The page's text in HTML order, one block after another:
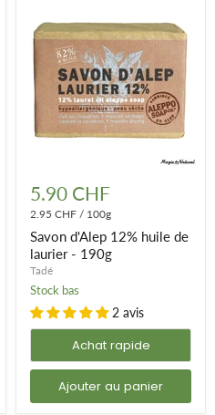
d'Alep
12%
huile
de
laurier
190g
5.90 CHF
2.95 CHF / 100g
Savon d'Alep 12% huile de
laurier - 190g
Tadé
Stock bas
2 avis
Achat rapide
Ajouter au panier